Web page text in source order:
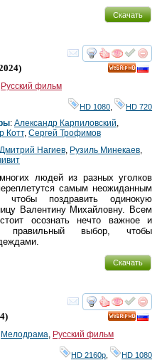
Скачать
смотреть
Русский фильм
HD 1080 HD 720
: Александр Карпиловский,
Котт, Сергей Трофимов
Дмитрий Нагиев, Рузиль Минекаев,
людей из разных уголков
самым неожиданным
чтобы поздравить одинокую
Валентину Михайловну. Всем
осознать нечто важное и
правильный выбор, чтобы
Скачать
смотреть
Мелодрама, Русский фильм
HD 2160р HD 1080